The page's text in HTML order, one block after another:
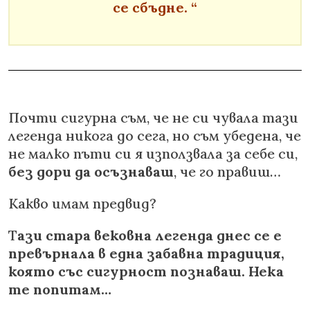
се сбъдне. “
Почти сигурна съм, че не си чувала тази
легенда никога до сега, но съм убедена, че
не малко пъти си я използвала за себе си,
без дори да осъзнаваш, че го правиш…
Какво имам предвид?
Тази стара вековна легенда днес се е
превърнала в една забавна традиция,
която със сигурност познаваш. Нека
те попитам…